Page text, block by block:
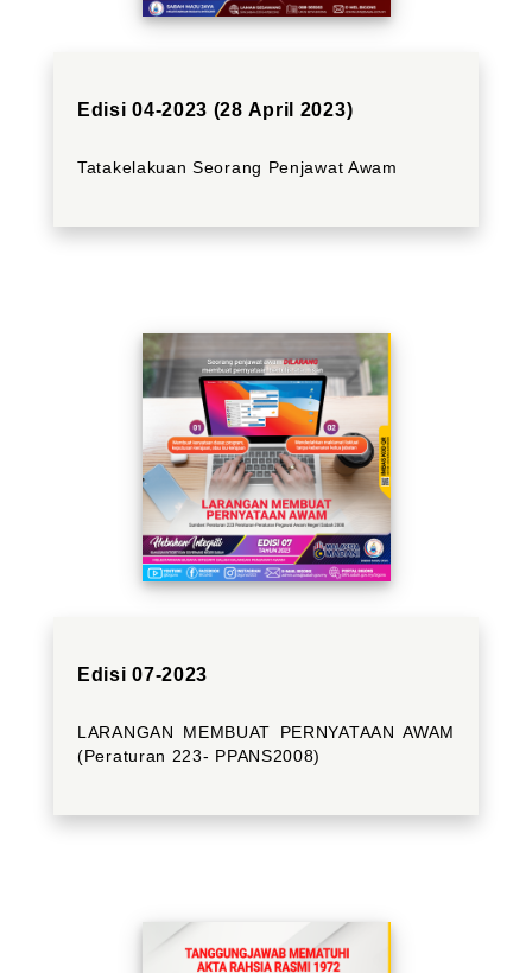
Edisi 04-2023 (28 April 2023)
Tatakelakuan Seorang Penjawat Awam
Edisi 07-2023
LARANGAN MEMBUAT PERNYATAAN AWAM
(Peraturan 223- PPANS2008)